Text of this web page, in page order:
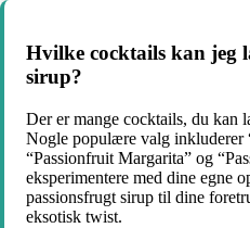
Hvilke cocktails kan jeg
sirup?
Der er mange cocktails, du kan
Nogle populære valg inkluderer
“Passionfruit Margarita” og
eksperimentere med dine egne
passionsfrugt sirup til dine
eksotisk twist.